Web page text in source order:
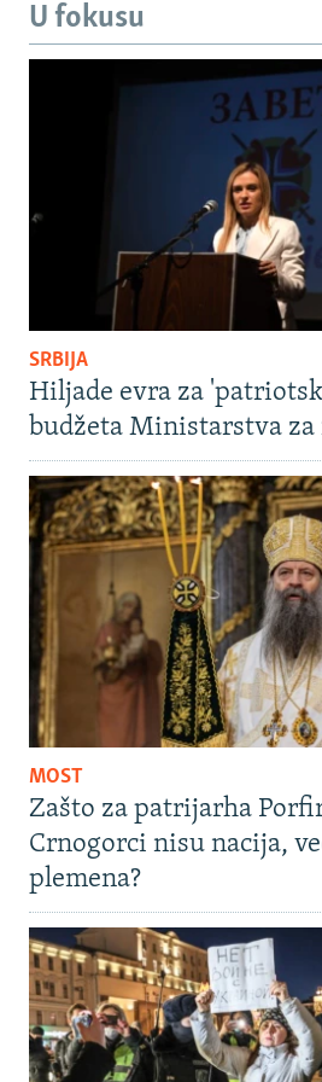
U fokusu
SRBIJA
Hiljade evra za
budžeta Ministarstva za
MOST
Zašto za patrijarha
Crnogorci nisu nacija,
plemena?